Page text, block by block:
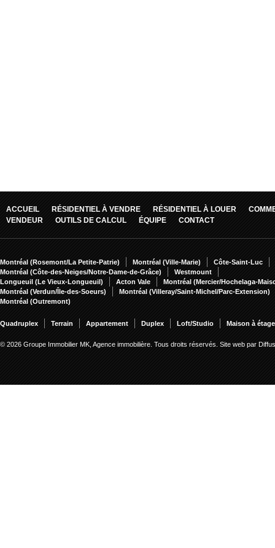
ACCUEIL RÉSIDENTIEL À VENDRE RÉSIDENTIEL À LOUER
VENDEUR
OUTILS DE CALCUL ÉQUIPE CONTACT
Montréal (Rosemont/La Petite-Patrie) Montréal (Ville-Marie)
Côte-Saint-Luc
Montréal (Côte-des-Neiges/Notre-Dame-de-Grâce)
Westmount
Longueuil (Le Vieux-Longueuil)
Acton Vale
Montréal (Mercier/Hochelaga-
Montréal (Verdun/Île-des-Soeurs)
Montréal (Villeray/Saint-Michel/Parc-Extension)
Montréal (Outremont)
Quadruplex Terrain Appartement Duplex Loft/Studio Maison à
© 2026 Groupe Immobilier MK, Agence immobilière. Tous droits réservés. Site web par